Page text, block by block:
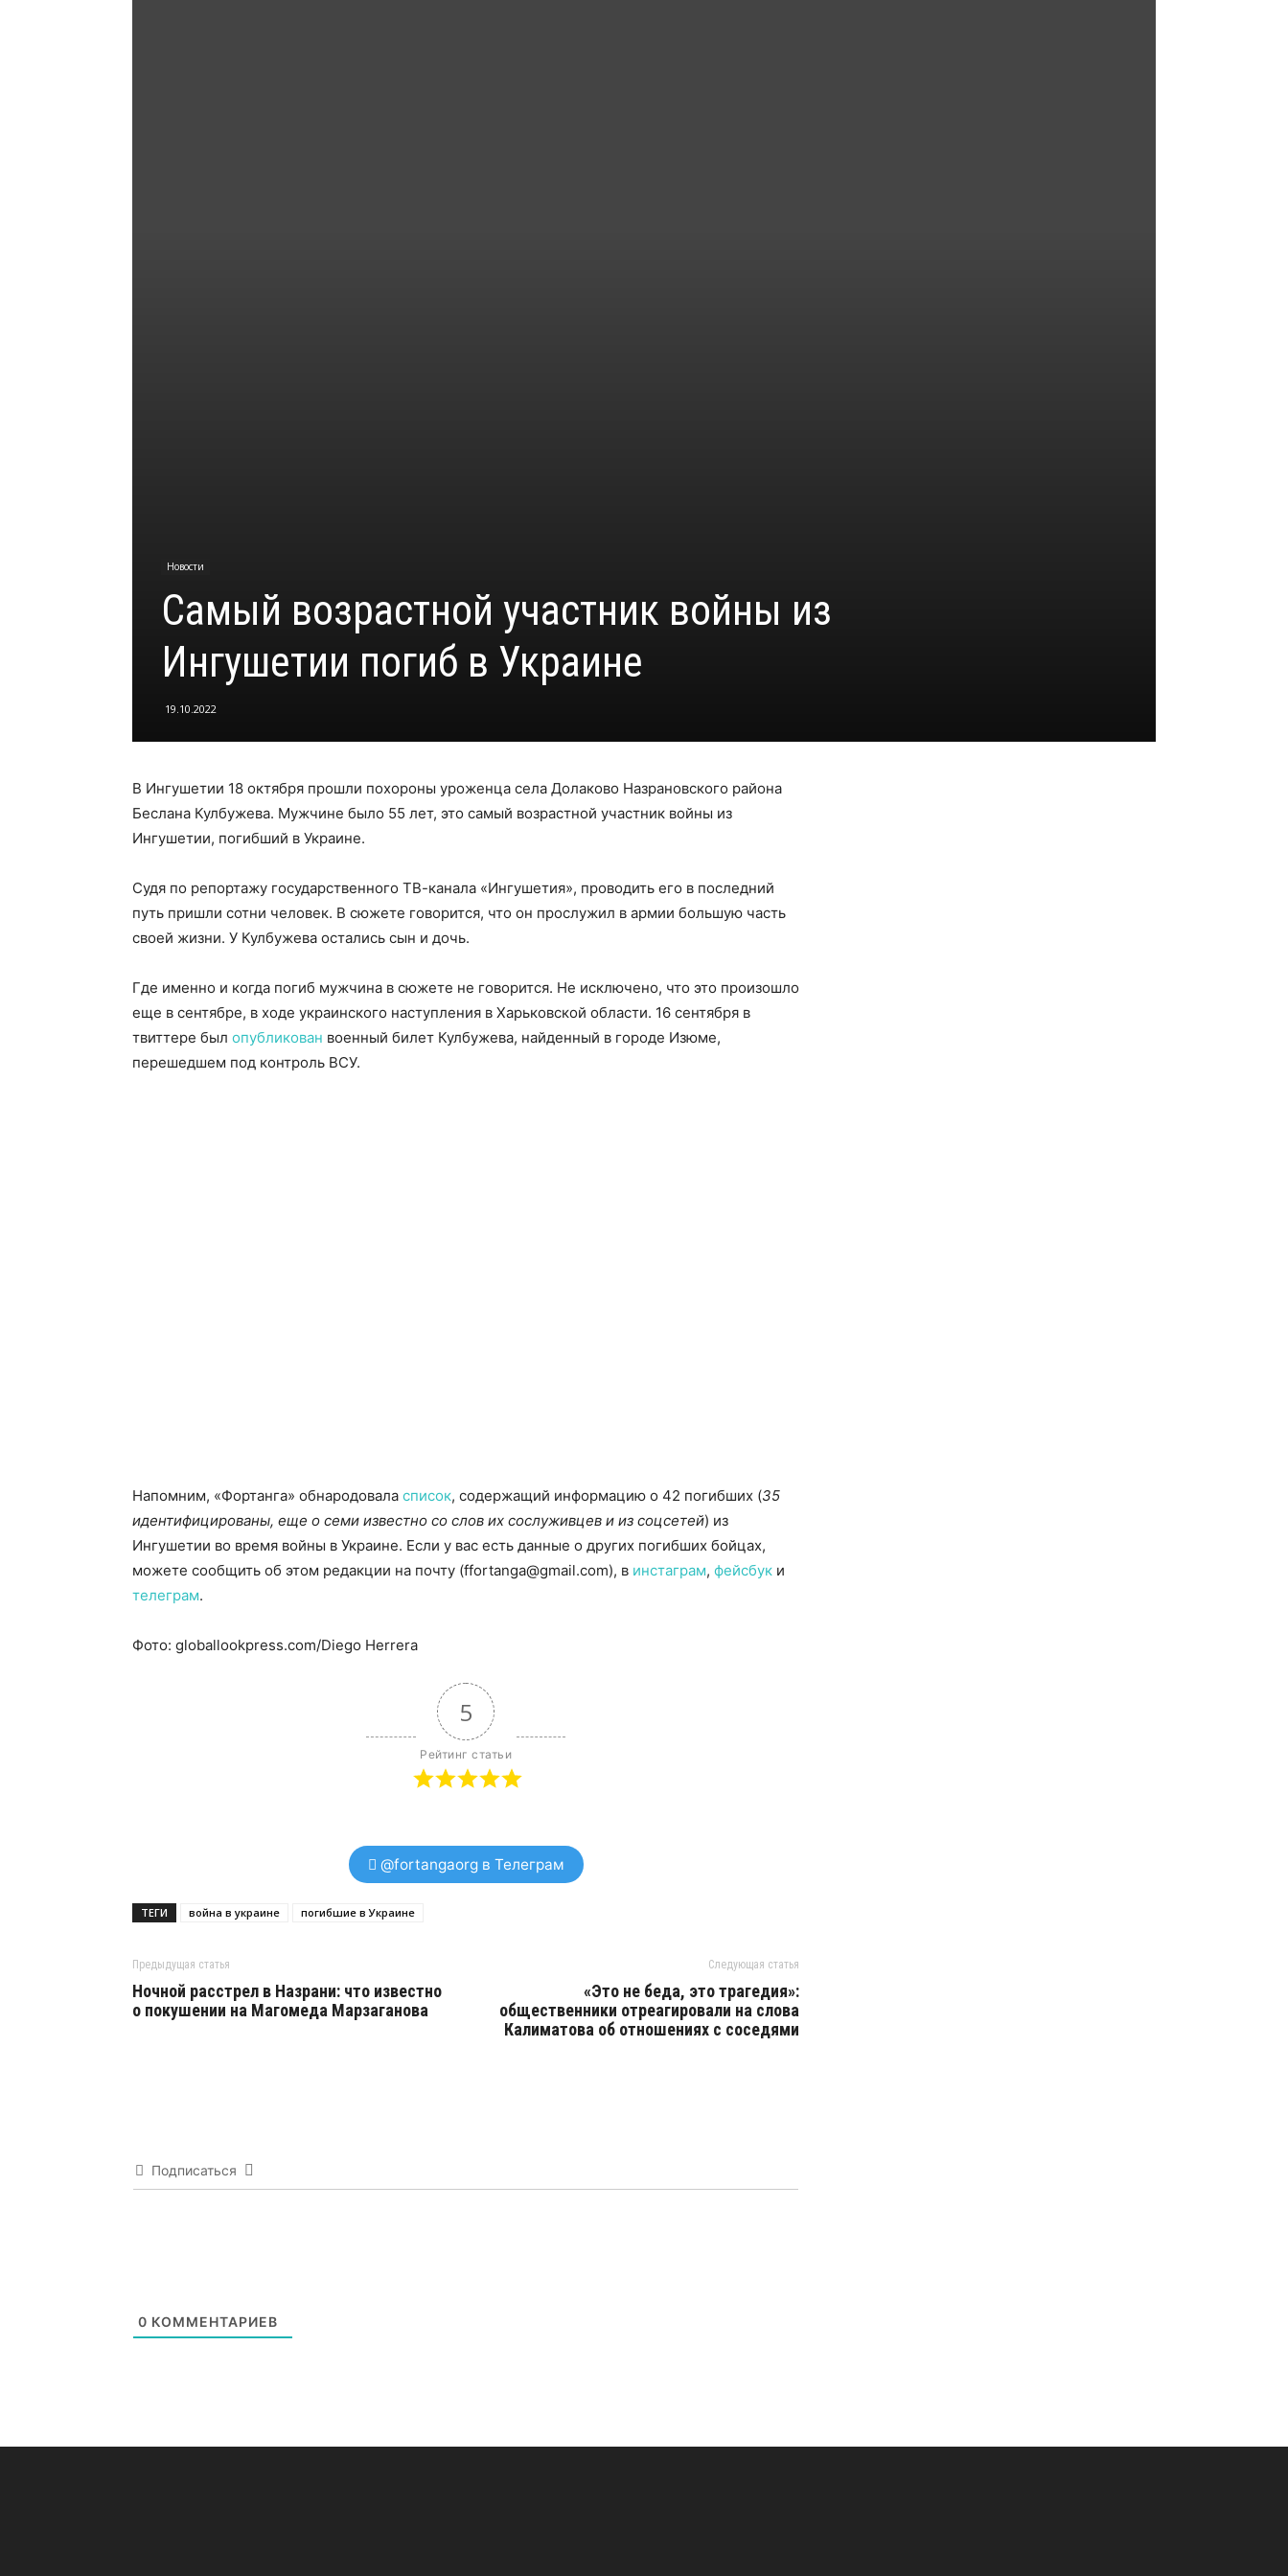
Новости
Самый возрастной участник войны из
Ингушетии погиб в Украине
19.10.2022
В Ингушетии 18 октября прошли похороны уроженца села Долаково Назрановского района
Беслана Кулбужева. Мужчине было 55 лет, это самый возрастной участник войны из
Ингушетии, погибший в Украине.
Судя по репортажу государственного ТВ-канала «Ингушетия», проводить его в последний
путь пришли сотни человек. В сюжете говорится, что он прослужил в армии большую часть
своей жизни. У Кулбужева остались сын и дочь.
Где именно и когда погиб мужчина в сюжете не говорится. Не исключено, что это произошло
еще в сентябре, в ходе украинского наступления в Харьковской области. 16 сентября в
твиттере был опубликован военный билет Кулбужева, найденный в городе Изюме,
перешедшем под контроль ВСУ.
Напомним, «Фортанга» обнародовала список, содержащий информацию о 42 погибших (35
идентифицированы, еще о семи известно со слов их сослуживцев и из соцсетей) из
Ингушетии во время войны в Украине. Если у вас есть данные о других погибших бойцах,
можете сообщить об этом редакции на почту (ffortanga@gmail.com), в инстаграм, фейсбук и
телеграм.
Фото: globallookpress.com/Diego Herrera
5
Рейтинг статьи
@fortangaorg в Телеграм
ТЕГИ война в украине погибшие в Украине
Предыдущая статья
Ночной расстрел в Назрани: что известно
о покушении на Магомеда Марзаганова
Следующая статья
«Это не беда, это трагедия»:
общественники отреагировали на слова
Калиматова об отношениях с соседями
Подписаться
0 КОММЕНТАРИЕВ